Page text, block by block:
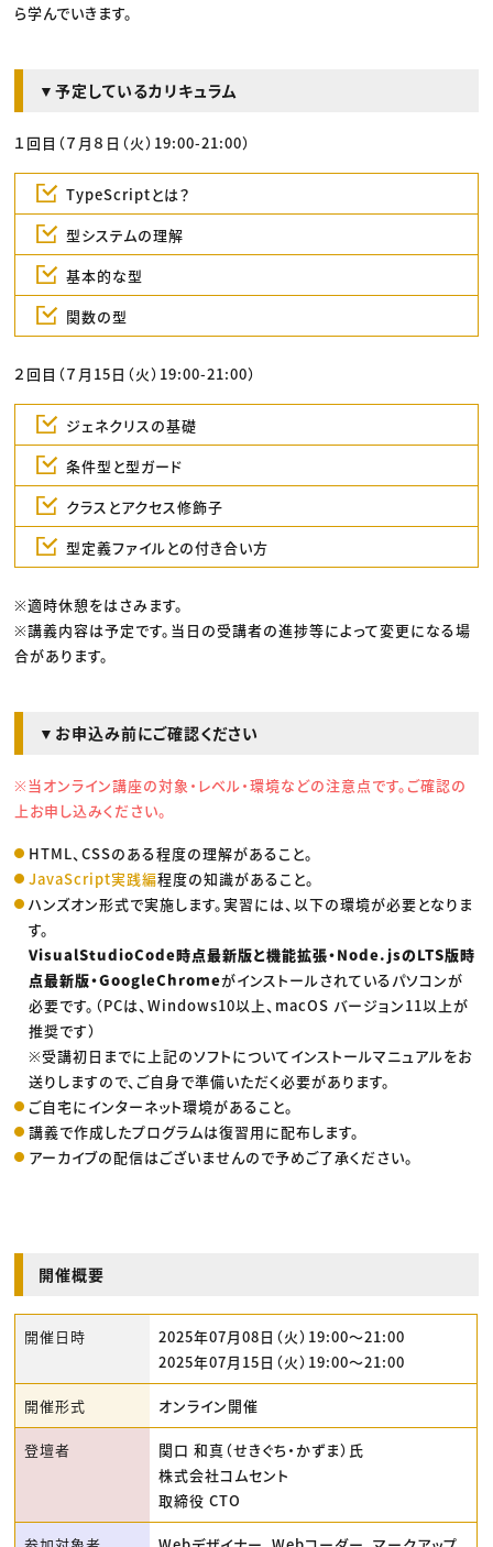
ら学んでいきます。
▼予定しているカリキュラム
１回目（７月８日（火）19:00-21:00）
TypeScriptとは？
型システムの理解
基本的な型
関数の型
２回目（７月15日（火）19:00-21:00）
ジェネクリスの基礎
条件型と型ガード
クラスとアクセス修飾子
型定義ファイルとの付き合い方
※適時休憩をはさみます。
※講義内容は予定です。当日の受講者の進捗等によって変更になる場
合があります。
▼お申込み前にご確認ください
※当オンライン講座の対象・レベル・環境などの注意点です。ご確認の
上お申し込みください。
HTML、CSSのある程度の理解があること。
JavaScript実践編程度の知識があること。
ハンズオン形式で実施します。実習には、以下の環境が必要となりま
す。
VisualStudioCode時点最新版と機能拡張・Node.jsのLTS版時
点最新版・GoogleChromeがインストールされているパソコンが
必要です。（PCは、Windows10以上、macOS バージョン11以上が
推奨です）
※受講初日までに上記のソフトについてインストールマニュアルをお
送りしますので、ご自身で準備いただく必要があります。
ご自宅にインターネット環境があること。
講義で作成したプログラムは復習用に配布します。
アーカイブの配信はございませんので予めご了承ください。
開催概要
開催日時
2025年07月08日（火）19:00〜21:00
2025年07月15日（火）19:00〜21:00
開催形式 オンライン開催
登壇者
関口 和真（せきぐち・かずま）氏
株式会社コムセント
取締役 CTO